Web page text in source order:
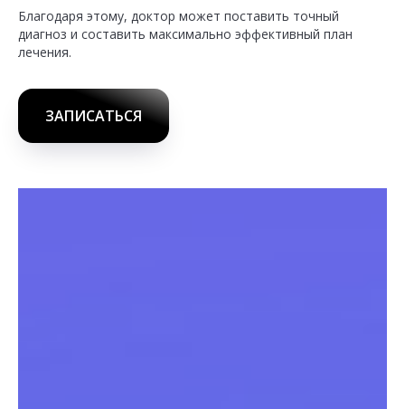
Благодаря этому, доктор может поставить точный
диагноз и составить максимально эффективный план
лечения.
ЗАПИСАТЬСЯ